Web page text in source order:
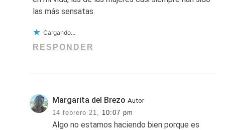
las más sensatas.
Cargando...
RESPONDER
Margarita del Brezo Autor
14 febrero 21,
10:07 pm
Algo no estamos haciendo bien porque es